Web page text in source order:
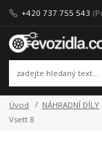
+420 737 755 543
Úvod NÁHRADNÍ DÍLY
Vsett 8